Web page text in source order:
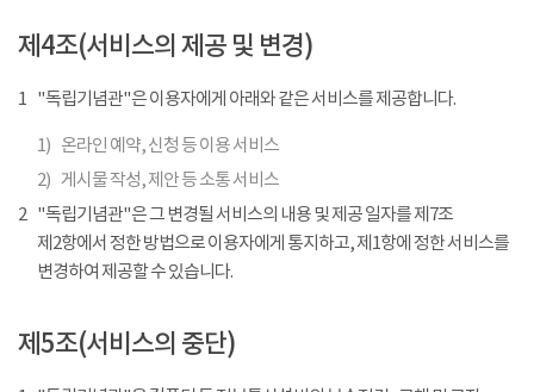
제4조(서비스의 제공 및 변경)
1 "독립기념관"은 이용자에게 아래와 같은 서비스를 제공합니다.
1) 온라인 예약, 신청 등 이용 서비스
2) 게시물 작성, 제안 등 소통 서비스
2 "독립기념관"은 그 변경될 서비스의 내용 및 제공 일자를 제7조
제2항에서 정한 방법으로 이용자에게 통지하고, 제1항에 정한 서비스를
변경하여 제공할 수 있습니다.
제5조(서비스의 중단)